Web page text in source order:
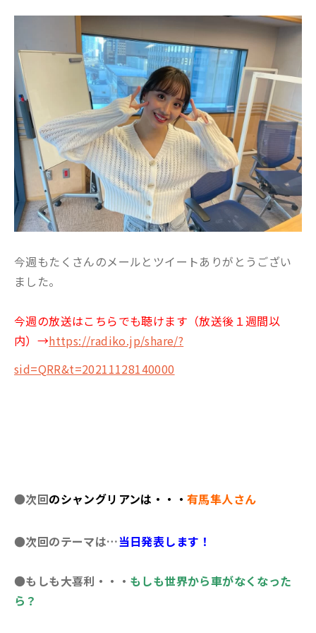
今週もたくさんのメールとツイートありがとうござい
ました。
今週の放送はこちらでも聴けます（放送後１週間以
内）→https://radiko.jp/share/?
sid=QRR&t=20211128140000
●次回のシャングリアンは ・・・有馬隼人さん
●次回のテーマは…当日発表します！
●もしも大喜利・・・ もしも世界から車がなくなった
ら？